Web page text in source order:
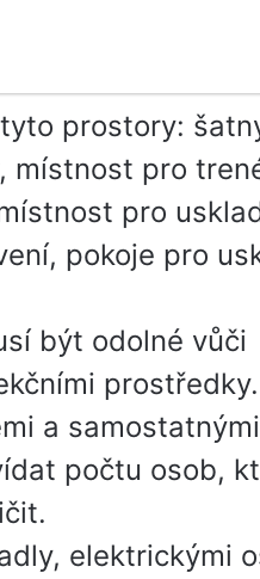
prostory:
místnost pro
pro
pokoje pro
být odolné vůči
prostředky.
a samostatnými
počtu osob,
elektrickými